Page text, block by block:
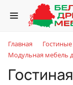
Главная
Модульная мебель